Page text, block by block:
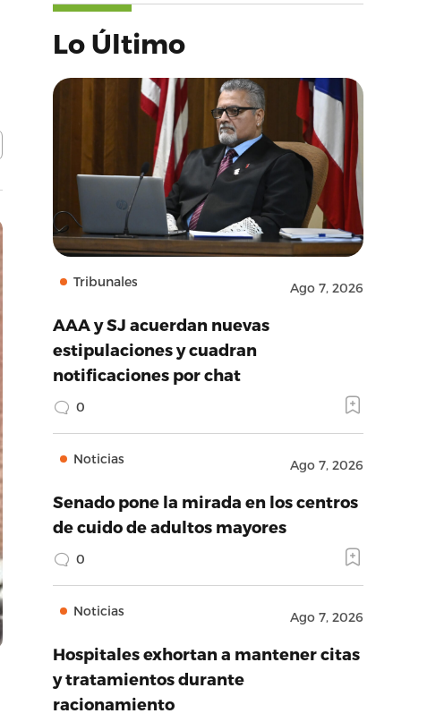
Lo Último
Tribunales Ago 7, 2026
AAA y SJ acuerdan nuevas
estipulaciones y cuadran
notificaciones por chat
0
Noticias Ago 7, 2026
Senado pone la mirada en los centros
de cuido de adultos mayores
0
Noticias Ago 7, 2026
Hospitales exhortan a mantener citas
y tratamientos durante
racionamiento